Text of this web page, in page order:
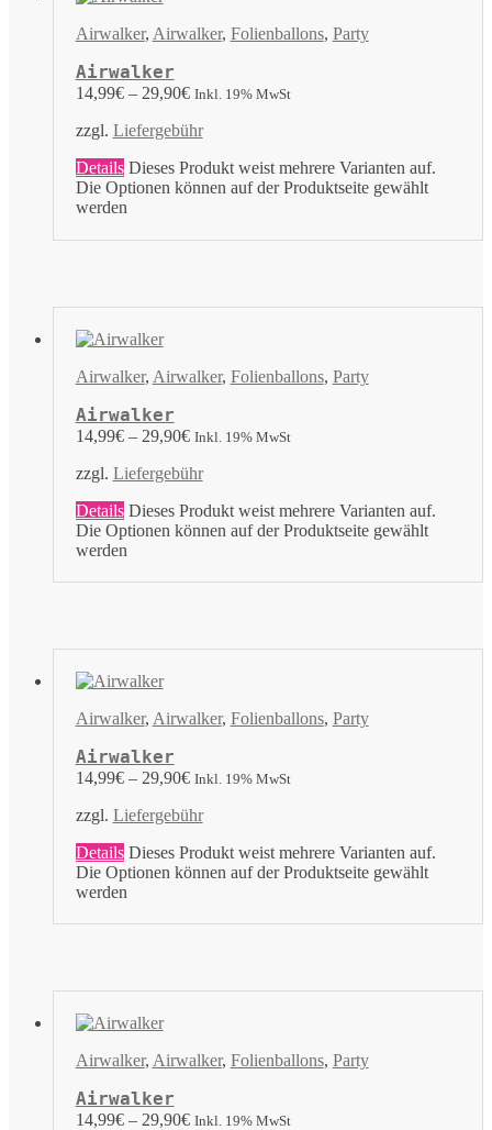
Airwalker, Airwalker, Folienballons, Party
Airwalker
14,99€– 29,90€ Inkl. 19% MwSt
zzgl. Liefergebühr
Details Dieses Produkt weist mehrere Varianten auf.
Die Optionen können auf der Produktseite gewählt
werden
Airwalker, Airwalker, Folienballons, Party
Airwalker
14,99€– 29,90€ Inkl. 19% MwSt
zzgl. Liefergebühr
Details Dieses Produkt weist mehrere Varianten auf.
Die Optionen können auf der Produktseite gewählt
werden
Airwalker, Airwalker, Folienballons, Party
Airwalker
14,99€– 29,90€ Inkl. 19% MwSt
zzgl. Liefergebühr
Details Dieses Produkt weist mehrere Varianten auf.
Die Optionen können auf der Produktseite gewählt
werden
Airwalker, Airwalker, Folienballons, Party
Airwalker
14,99€– 29,90€ Inkl. 19% MwSt